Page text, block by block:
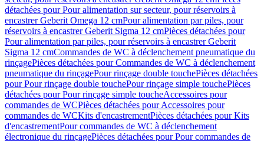
détachées pour Pour alimentation sur secteur, pour réservoirs à
encastrer Geberit Omega 12 cmPour alimentation par piles, pour
réservoirs à encastrer Geberit Sigma 12 cmPièces détachées pour
Pour alimentation par piles, pour réservoirs à encastrer Geberit
Sigma 12 cmCommandes de WC à déclenchement pneumatique du
rinçagePièces détachées pour Commandes de WC à déclenchement
pneumatique du rinçagePour rinçage double touchePièces détachées
pour Pour rinçage double touchePour rinçage simple touchePièces
détachées pour Pour rinçage simple toucheAccessoires pour
commandes de WCPièces détachées pour Accessoires pour
commandes de WCKits d'encastrementPièces détachées pour Kits
d'encastrementPour commandes de WC à déclenchement
électronique du rinçagePièces détachées pour Pour commandes de